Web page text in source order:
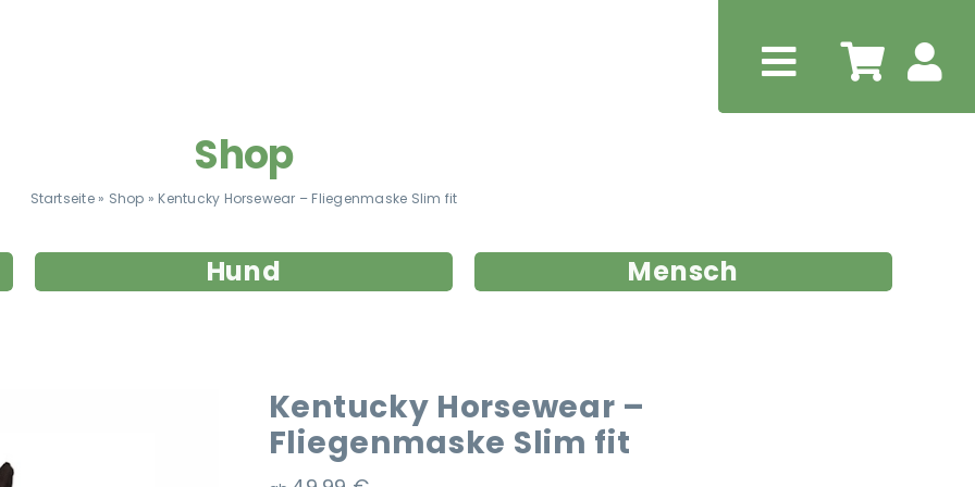
Shop
Startseite» Shop » Kentucky Horsewear – Fliegenmaske Slim fit
Hund Mensch
Kentucky Horsewear –
Fliegenmaske Slim fit